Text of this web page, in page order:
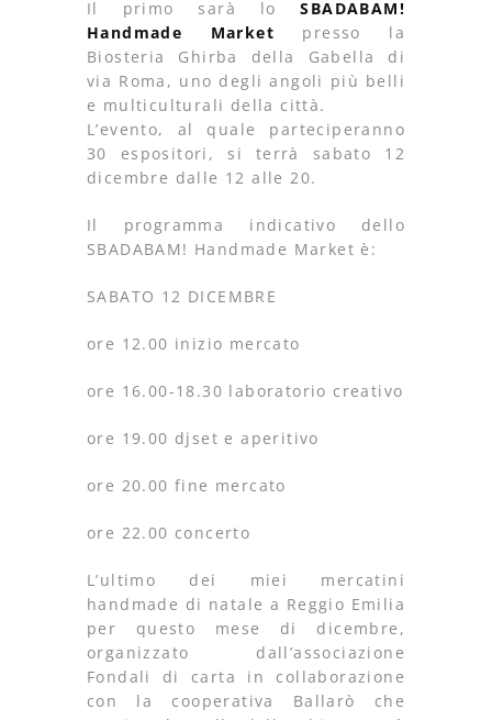
Il primo sarà loSBADABAM!
Handmade Market
presso la
Biosteria Ghirba della Gabella di
via Roma, uno degli angoli più belli
e multiculturali della città.
L’evento, al quale parteciperanno
30 espositori, si terrà sabato 12
dicembre dalle 12 alle 20.
Il programma indicativo dello
SBADABAM! Handmade Market è:
SABATO 12 DICEMBRE
ore 12.00 inizio mercato
ore 16.00-18.30 laboratorio creativo
ore 19.00 djset e aperitivo
ore 20.00 fine mercato
ore 22.00 concerto
L’ultimo dei miei mercatini
handmade di natale a Reggio Emilia
per questo mese di dicembre,
organizzato dall’associazione
Fondali di carta in collaborazione
con la cooperativa Ballarò che